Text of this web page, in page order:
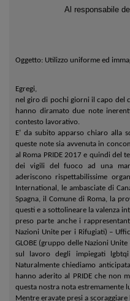
Al responsabile
Oggetto: Utilizzo uniforme ed
Egregi,
nel giro di pochi giorni il capo del
hanno diramato due note
contesto lavorativo.
E’ da subito apparso chiaro alla
queste note sia avvenuta in
al Roma PRIDE 2017 e quindi del
dei vigili del fuoco ad una
aderiscono rispettabilissime
International, le ambasciate di
Spagna, il Comune di Roma, la
questi e a sottolineare la valenza
preso parte anche i
Nazioni Unite per i Rifugiati) –
GLOBE (gruppo delle Nazioni
sul lavoro degli impiegati
Naturalmente chiediamo
hanno aderito al PRIDE che non
questa nostra nota estremamente
Mentre eravate presi a